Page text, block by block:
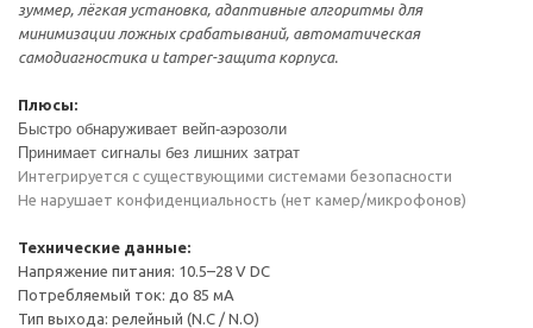
зуммер, лёгкая установка, адаптивные алгоритмы для
минимизации ложных срабатываний, автоматическая
самодиагностика и tamper-защита корпуса.
Плюсы:
Быстро обнаруживает вейп‑аэрозоли
Принимает сигналы без лишних затрат
Интегрируется с существующими системами безопасности
Не нарушает конфиденциальность (нет камер/микрофонов)
Технические данные:
Напряжение питания: 10.5–28 V DC
Потребляемый ток: до 85 мА
Тип выхода: релейный (N.C / N.O)